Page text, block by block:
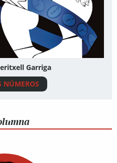
Garriga
NÚMEROS